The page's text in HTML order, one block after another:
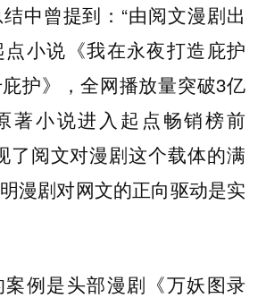
中曾提到：“由阅文漫剧出
小说《我在永夜打造庇护
护》，全网播放量突破3亿
著小说进入起点畅销榜前
了阅文对漫剧这个载体的满
漫剧对网文的正向驱动是实
例是头部漫剧《万妖图录